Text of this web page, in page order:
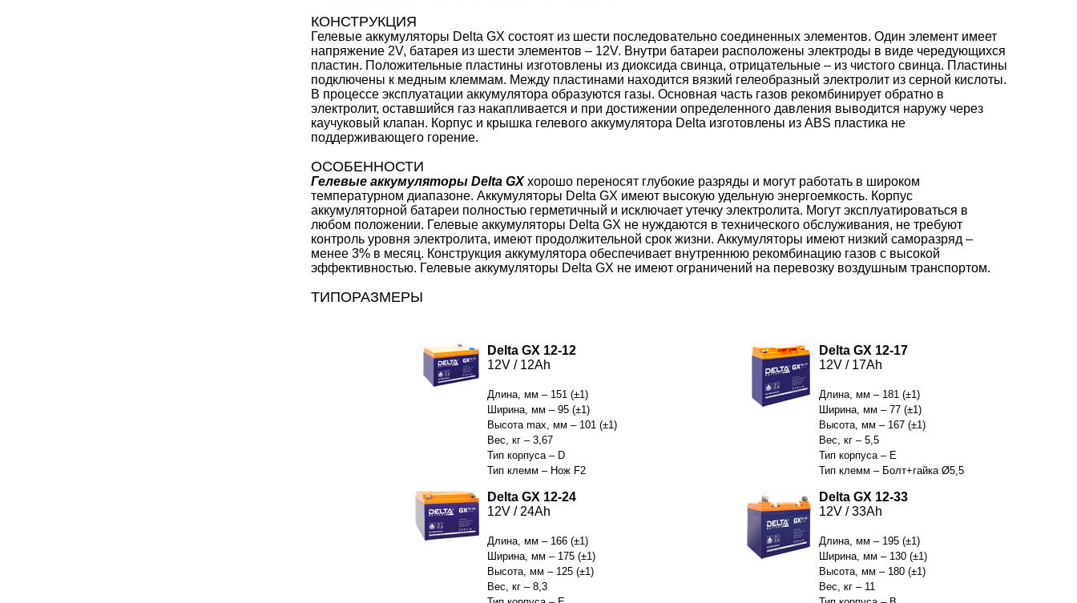
КОНСТРУКЦИЯ
Гелевые аккумуляторы Delta GX состоят из шести последовательно соединенных элементов. Один элемент имеет
напряжение 2V, батарея из шести элементов – 12V. Внутри батареи расположены электроды в виде чередующихся
пластин. Положительные пластины изготовлены из диоксида свинца, отрицательные – из чистого свинца. Пластины
подключены к медным клеммам. Между пластинами находится вязкий гелеобразный электролит из серной кислоты.
В процессе эксплуатации аккумулятора образуются газы. Основная часть газов рекомбинирует обратно в
электролит, оставшийся газ накапливается и при достижении определенного давления выводится наружу через
каучуковый клапан. Корпус и крышка гелевого аккумулятора Delta изготовлены из ABS пластика не
поддерживающего горение.
ОСОБЕННОСТИ
Гелевые аккумуляторы Delta GXхорошо переносят глубокие разряды и могут работать в широком
температурном диапазоне. Аккумуляторы Delta GX имеют высокую удельную энергоемкость. Корпус
аккумуляторной батареи полностью герметичный и исключает утечку электролита. Могут эксплуатироваться в
любом положении. Гелевые аккумуляторы Delta GX не нуждаются в технического обслуживания, не требуют
контроль уровня электролита, имеют продолжительной срок жизни. Аккумуляторы имеют низкий саморазряд –
менее 3% в месяц. Конструкция аккумулятора обеспечивает внутреннюю рекомбинацию газов с высокой
эффективностью. Гелевые аккумуляторы Delta GX не имеют ограничений на перевозку воздушным транспортом.
ТИПОРАЗМЕРЫ
Delta GX 12-12
12V / 12Ah
Длина, мм – 151 (±1)
Ширина, мм – 95 (±1)
Высота max, мм – 101 (±1)
Вес, кг – 3,67
Тип корпуса – D
Тип клемм – Нож F2
Delta GX 12-17
12V / 17Ah
Длина, мм – 181 (±1)
Ширина, мм – 77 (±1)
Высота, мм – 167 (±1)
Вес, кг – 5,5
Тип корпуса – E
Тип клемм – Болт+гайка Ø5,5
Delta GX 12-24
12V / 24Ah
Длина, мм – 166 (±1)
Ширина, мм – 175 (±1)
Высота, мм – 125 (±1)
Вес, кг – 8,3
Delta GX 12-33
12V / 33Ah
Длина, мм – 195 (±1)
Ширина, мм – 130 (±1)
Высота, мм – 180 (±1)
Вес, кг – 11